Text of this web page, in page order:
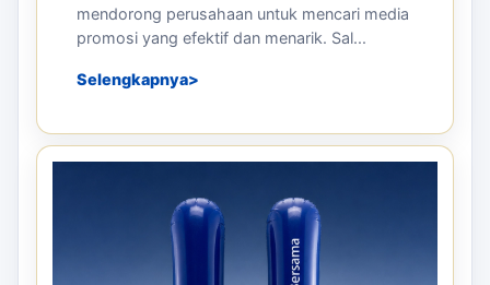
mendorong perusahaan untuk mencari media
promosi yang efektif dan menarik. Sal...
Selengkapnya